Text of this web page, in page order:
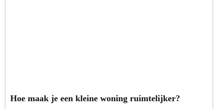
Hoe maak je een kleine woning ruimtelijker?